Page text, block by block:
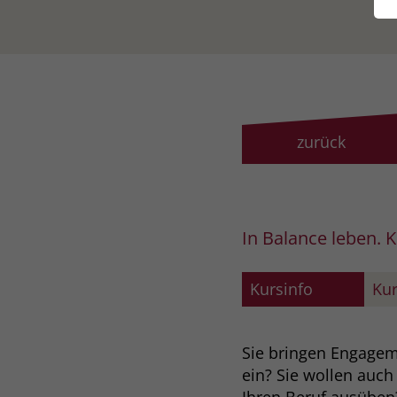
zurück
In Balance leben.
Kursinfo
Sie bringen
ein? Sie wollen